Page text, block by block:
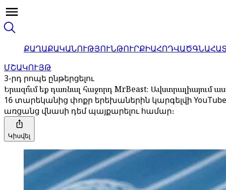
ՔԱՂԱՔԱԿԱՆՈՒԹՅՈՒՆԹՈՒՐՔԻԱՀՈԴՎԱԾ
ՄՇԱԿՈՒՅԹ
3-րդ րոպե ընթերցելու
Երազո՞ւմ եք դառնալ հաջորդ MrBeast։ Ավստրալիայում
16 տարեկանից փոքր երեխաներին կարգելվի
առցանց վնասի դեմ պայքարելու համար։
Կիսվել